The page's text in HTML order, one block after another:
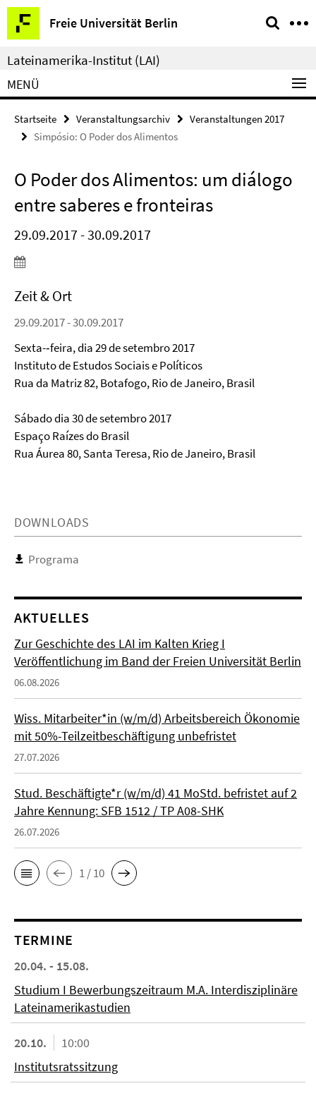
Springe
direkt
zu
Inhalt
Freie Universität Berlin
Service-
Navigation
Lateinamerika-Institut (LAI)
MENÜ
Startseite Veranstaltungsarchiv
Veranstaltungen 2017
Simpósio: O Poder dos Alimentos
O Poder dos Alimentos: um diálogo
entre saberes e fronteiras
29.09.2017 - 30.09.2017
Zeit & Ort
29.09.2017 - 30.09.2017
Sexta-­‐feira, dia 29 de setembro 2017
Instituto de Estudos Sociais e Políticos
Rua da Matriz 82, Botafogo, Rio de Janeiro, Brasil
Sábado dia 30 de setembro 2017
Espaço Raízes do Brasil
Rua Áurea 80, Santa Teresa, Rio de Janeiro, Brasil
DOWNLOADS
Programa
AKTUELLES
Zur Geschichte des LAI im Kalten Krieg I
Veröffentlichung im Band der Freien Universität Berlin
06.08.2026
Wiss. Mitarbeiter*in (w/m/d) Arbeitsbereich Ökonomie
mit 50%-Teilzeitbeschäftigung unbefristet
27.07.2026
Stud. Beschäftigte*r (w/m/d) 41 MoStd. befristet auf 2
Jahre Kennung: SFB 1512 / TP A08-SHK
26.07.2026
1 / 10
TERMINE
20.04. - 15.08.
Studium I Bewerbungszeitraum M.A. Interdisziplinäre
Lateinamerikastudien
20.10.
10:00
Institutsratssitzung